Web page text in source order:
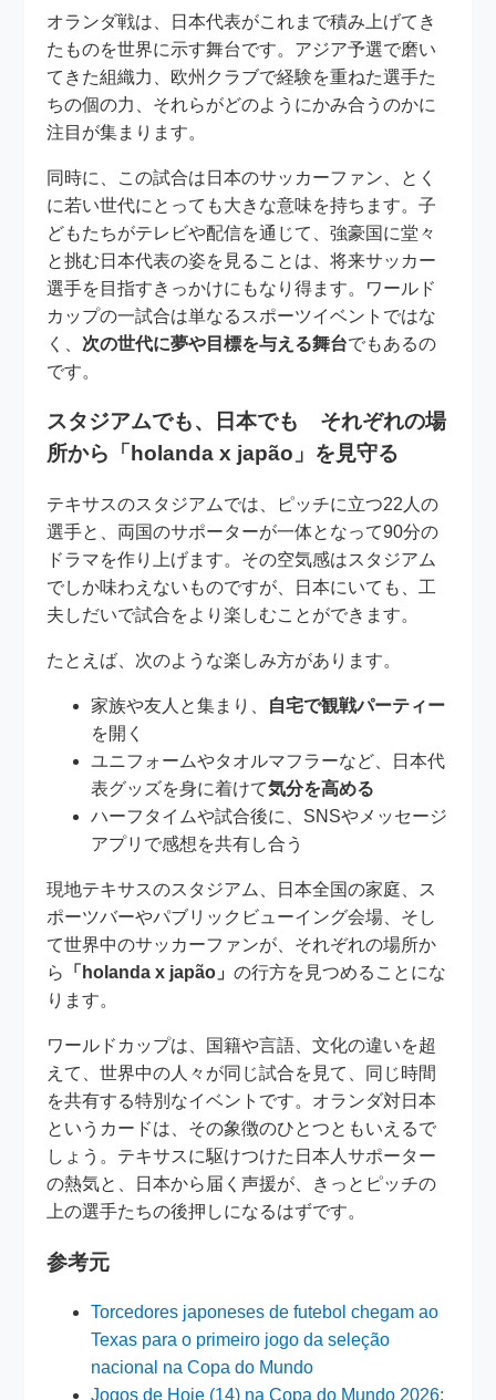
オランダ戦は、日本代表がこれまで積み上げてき
たものを世界に示す舞台です。アジア予選で磨い
てきた組織力、欧州クラブで経験を重ねた選手た
ちの個の力、それらがどのようにかみ合うのかに
注目が集まります。
同時に、この試合は日本のサッカーファン、とく
に若い世代にとっても大きな意味を持ちます。子
どもたちがテレビや配信を通じて、強豪国に堂々
と挑む日本代表の姿を見ることは、将来サッカー
選手を目指すきっかけにもなり得ます。ワールド
カップの一試合は単なるスポーツイベントではな
く、 次の世代に夢や目標を与える舞台でもあるの
です。
スタジアムでも、日本でも それぞれの場
所から「holanda x japão」を見守る
テキサスのスタジアムでは、ピッチに立つ22人の
選手と、両国のサポーターが一体となって90分の
ドラマを作り上げます。その空気感はスタジアム
でしか味わえないものですが、日本にいても、工
夫しだいで試合をより楽しむことができます。
たとえば、次のような楽しみ方があります。
家族や友人と集まり、 自宅で観戦パーティー
を開く
ユニフォームやタオルマフラーなど、日本代
表グッズを身に着けて気分を高める
ハーフタイムや試合後に、SNSやメッセージ
アプリで感想を共有し合う
現地テキサスのスタジアム、日本全国の家庭、ス
ポーツバーやパブリックビューイング会場、そし
て世界中のサッカーファンが、それぞれの場所か
ら
「holanda x japão」の行方を見つめることにな
ります。
ワールドカップは、国籍や言語、文化の違いを超
えて、世界中の人々が同じ試合を見て、同じ時間
を共有する特別なイベントです。オランダ対日本
というカードは、その象徴のひとつともいえるで
しょう。テキサスに駆けつけた日本人サポーター
の熱気と、日本から届く声援が、きっとピッチの
上の選手たちの後押しになるはずです。
参考元
Torcedores japoneses de futebol chegam ao
Texas para o primeiro jogo da seleção
nacional na Copa do Mundo
Jogos de Hoje (14) na Copa do Mundo 2026: